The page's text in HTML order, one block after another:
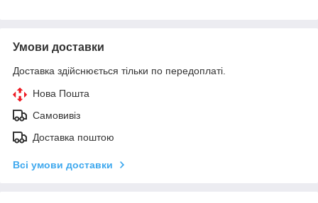
Умови доставки
Доставка здійснюється тільки по передоплаті.
Нова Пошта
Самовивіз
Доставка поштою
Всі умови доставки